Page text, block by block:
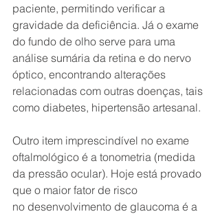
paciente, permitindo verificar a
gravidade da deficiência. Já o exame
do fundo de olho serve para uma
análise sumária da retina e do nervo
óptico, encontrando alterações
relacionadas com outras doenças, tais
como diabetes, hipertensão artesanal.
Outro item imprescindível no exame
oftalmológico é a tonometria (medida
da pressão ocular). Hoje está provado
que o maior fator de risco
no desenvolvimento de glaucoma é a